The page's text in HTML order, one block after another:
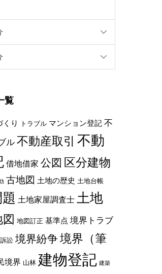
覧
くり トラブル マンション登記 不
ル不動産取引 不動
借地借家 公図 区分建物
古地図 土地の歴史 土地台帳
土地家屋調査士土地
地図訂正 基準点 境界トラブ
訟 境界紛争境界（筆
境界 山林 建物登記 建築